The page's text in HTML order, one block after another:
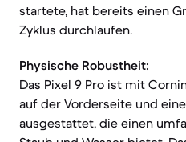
startete, hat bereits einen
Zyklus durchlaufen.
Physische Robustheit:
Das Pixel 9 Pro ist mit
auf der Vorderseite und
ausgestattet, die einen